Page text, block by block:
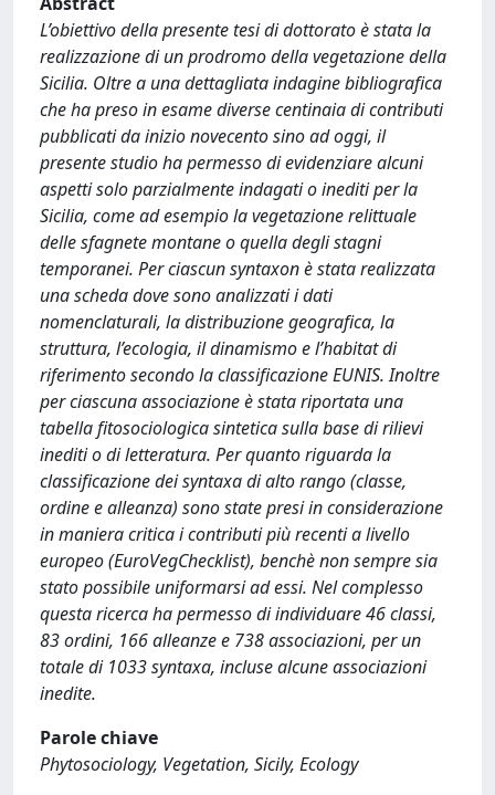
L’obiettivo della presente tesi di dottorato è stata la
realizzazione di un prodromo della vegetazione della
Sicilia. Oltre a una dettagliata indagine bibliografica
che ha preso in esame diverse centinaia di contributi
pubblicati da inizio novecento sino ad oggi, il
presente studio ha permesso di evidenziare alcuni
aspetti solo parzialmente indagati o inediti per la
Sicilia, come ad esempio la vegetazione relittuale
delle sfagnete montane o quella degli stagni
temporanei. Per ciascun syntaxon è stata realizzata
una scheda dove sono analizzati i dati
nomenclaturali, la distribuzione geografica, la
struttura, l’ecologia, il dinamismo e l’habitat di
riferimento secondo la classificazione EUNIS. Inoltre
per ciascuna associazione è stata riportata una
tabella fitosociologica sintetica sulla base di rilievi
inediti o di letteratura. Per quanto riguarda la
classificazione dei syntaxa di alto rango (classe,
ordine e alleanza) sono state presi in considerazione
in maniera critica i contributi più recenti a livello
europeo (EuroVegChecklist), benchè non sempre sia
stato possibile uniformarsi ad essi. Nel complesso
questa ricerca ha permesso di individuare 46 classi,
83 ordini, 166 alleanze e 738 associazioni, per un
totale di 1033 syntaxa, incluse alcune associazioni
inedite.
Parole chiave
Phytosociology, Vegetation, Sicily, Ecology